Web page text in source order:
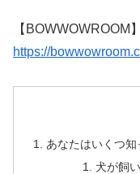
【BOWWOWROOM
https://
あなたはいくつ知
犬が飼